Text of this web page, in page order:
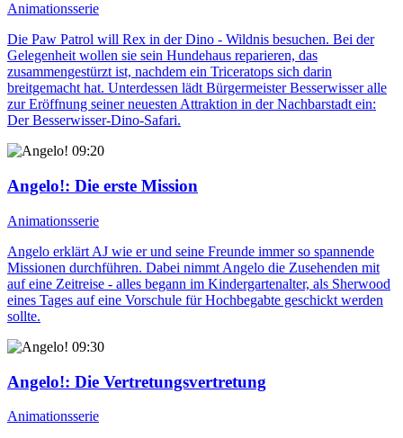
Animationsserie
Die Paw Patrol will Rex in der Dino - Wildnis besuchen. Bei der
Gelegenheit wollen sie sein Hundehaus reparieren, das
zusammengestürzt ist, nachdem ein Triceratops sich darin
breitgemacht hat. Unterdessen lädt Bürgermeister Besserwisser alle
zur Eröffnung seiner neuesten Attraktion in der Nachbarstadt ein:
Der Besserwisser-Dino-Safari.
09:20
Angelo!: Die erste Mission
Animationsserie
Angelo erklärt AJ wie er und seine Freunde immer so spannende
Missionen durchführen. Dabei nimmt Angelo die Zusehenden mit
auf eine Zeitreise - alles begann im Kindergartenalter, als Sherwood
eines Tages auf eine Vorschule für Hochbegabte geschickt werden
sollte.
09:30
Angelo!: Die Vertretungsvertretung
Animationsserie